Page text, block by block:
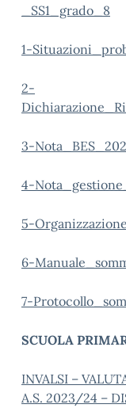
_SS1_grado_8
1-
2-
3-
4-
5-
6-
7-
SCUOLA
INVALSI –
A.S. 2023/24 –